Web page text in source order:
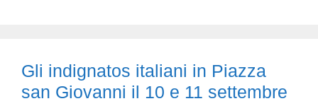
Gli indignatos italiani in Piazza
san Giovanni il 10 e 11 settembre